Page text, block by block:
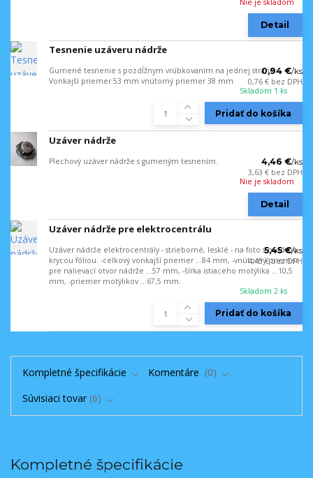
Nie je skladom
Detail
Tesnenie uzáveru nádrže
Gumené tesnenie s pozdĺžnym vrúbkovaním na jednej strane.
Vonkajší priemer 53 mm vnútorný priemer 38 mm.
0,94 €/ks
0,76 € bez DPH
Skladom 1 ks
Pridať do košíka
Uzáver nádrže
Plechový uzáver nádrže s gumeným tesnením. 4,46 €/ks
3,63 € bez DPH
Nie je skladom
Detail
Uzáver nádrže pre elektrocentrálu
Uzáver nádrže elektrocentrály - strieborné, lesklé - na foto s modrou
krycou fóliou. -celkový vonkajší priemer ...84 mm, -vnútorný priemer
pre nalievací otvor nádrže ...57 mm, -šírka istiaceho motýlika ...10,5
mm, -priemer motýlikov ...67,5 mm.
5,45 €/ks
4,43 €bez DPH
Skladom 2 ks
Pridať do košíka
Kompletné špecifikácie Komentáre
0
Súvisiaci tovar 6
Kompletné špecifikácie